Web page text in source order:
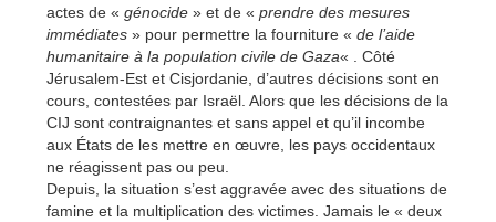
actes de « génocide » et de « prendre des mesures
immédiates » pour permettre la fourniture « de l’aide
humanitaire à la population civile de Gaza« . Côté
Jérusalem-Est et Cisjordanie, d’autres décisions sont en
cours, contestées par Israël. Alors que les décisions de la
CIJ sont contraignantes et sans appel et qu’il incombe
aux États de les mettre en œuvre, les pays occidentaux
ne réagissent pas ou peu.
Depuis, la situation s’est aggravée avec des situations de
famine et la multiplication des victimes. Jamais le « deux